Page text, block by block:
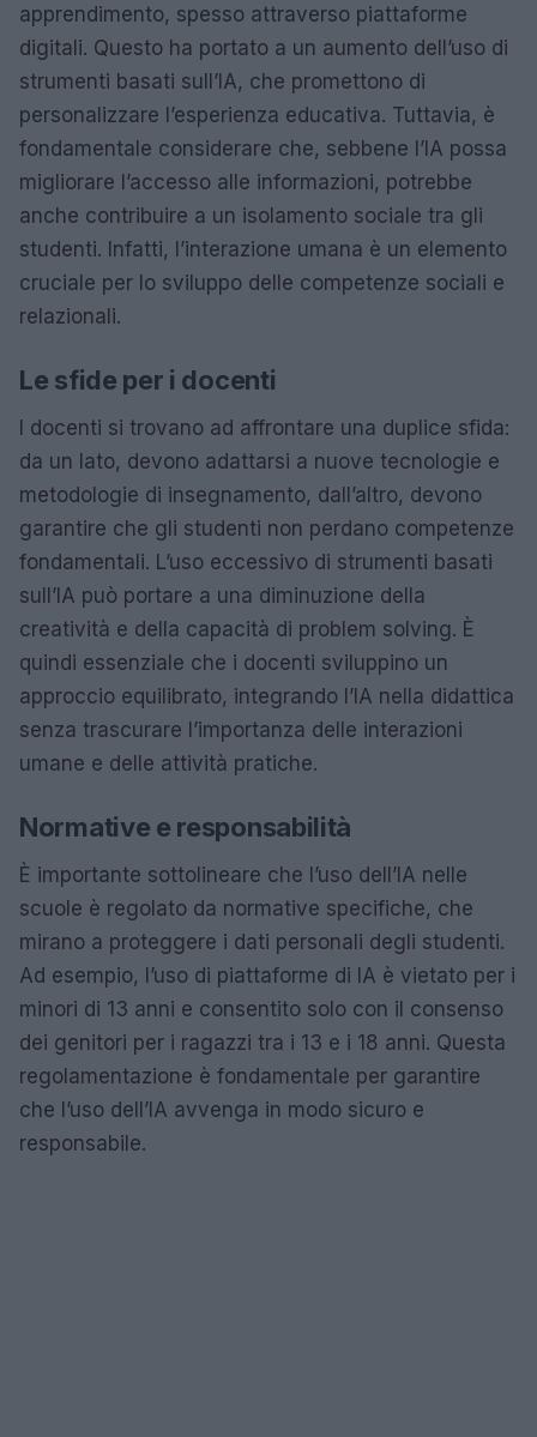
apprendimento, spesso attraverso piattaforme
digitali. Questo ha portato a un aumento dell’uso di
strumenti basati sull’IA, che promettono di
personalizzare l’esperienza educativa. Tuttavia, è
fondamentale considerare che, sebbene l’IA possa
migliorare l’accesso alle informazioni, potrebbe
anche contribuire a un isolamento sociale tra gli
studenti. Infatti, l’interazione umana è un elemento
cruciale per lo sviluppo delle competenze sociali e
relazionali.
Le sfide per i docenti
I docenti si trovano ad affrontare una duplice sfida:
da un lato, devono adattarsi a nuove tecnologie e
metodologie di insegnamento, dall’altro, devono
garantire che gli studenti non perdano competenze
fondamentali. L’uso eccessivo di strumenti basati
sull’IA può portare a una diminuzione della
creatività e della capacità di problem solving. È
quindi essenziale che i docenti sviluppino un
approccio equilibrato, integrando l’IA nella didattica
senza trascurare l’importanza delle interazioni
umane e delle attività pratiche.
Normative e responsabilità
È importante sottolineare che l’uso dell’IA nelle
scuole è regolato da normative specifiche, che
mirano a proteggere i dati personali degli studenti.
Ad esempio, l’uso di piattaforme di IA è vietato per i
minori di 13 anni e consentito solo con il consenso
dei genitori per i ragazzi tra i 13 e i 18 anni. Questa
regolamentazione è fondamentale per garantire
che l’uso dell’IA avvenga in modo sicuro e
responsabile.